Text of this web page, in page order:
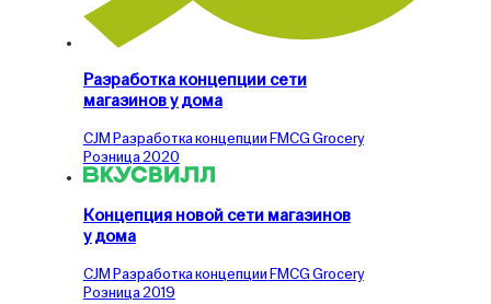
Разработка концепции сети
магазинов у дома
CJMРазработка концепцииFMCGGrocery
Розница2020
Концепция новой сети магазинов
у дома
CJMРазработка концепцииFMCGGrocery
Розница2019